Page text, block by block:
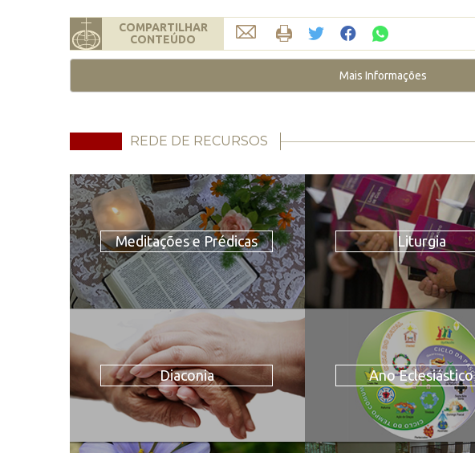
COMPARTILHAR
CONTEÚDO
Mais Informações
REDE DE RECURSOS
Meditações e Prédicas Liturgia
Diaconia Ano Eclesiástico